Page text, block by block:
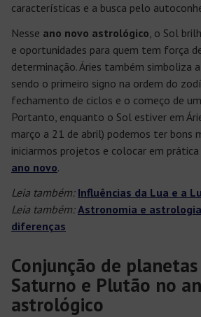
características e a busca pelo
Nesse ano novo astrológico, o Sol
e oportunidades para quem tem força
determinação. Áries também simboliza
sendo o primeiro signo na ordem do
fechamento de ciclos e o começo de
Portanto, enquanto o Sol estiver em
março a 21 de abril) podemos ter bons
iniciarmos projetos e colocar em prática
ano novo.
Leia também: Influências da Lua e a
Leia também:Astronomia e
diferenças
Conjunção de
Saturno e Plutão no
astrológico